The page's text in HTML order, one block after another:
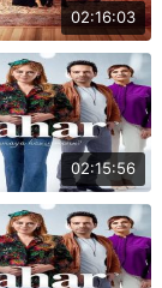
02:16:03
02:15:56